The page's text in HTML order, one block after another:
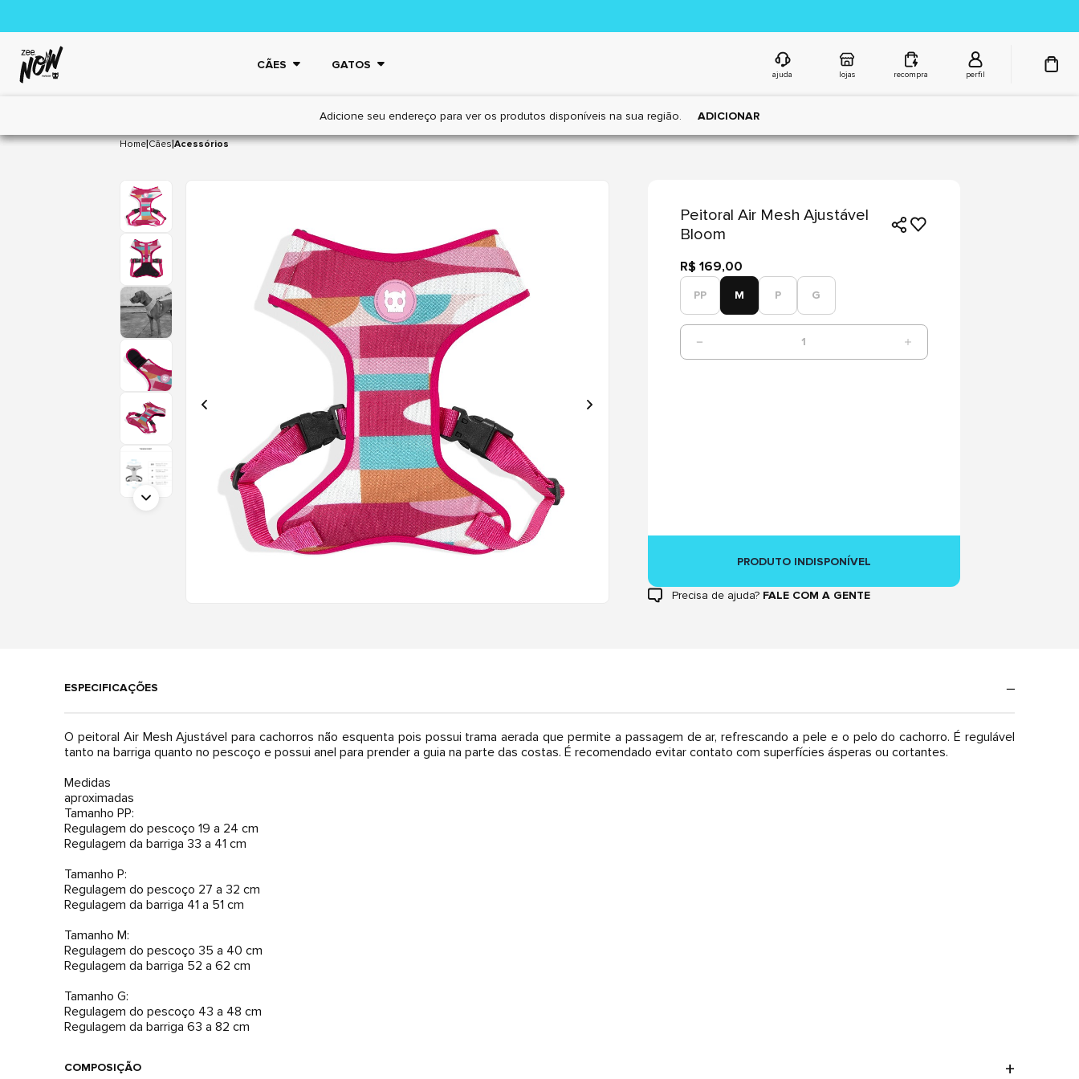
CÃES GATOS
ajuda lojas recompra perfil
Adicione seu endereço para ver os produtos disponíveis na sua região. ADICIONAR
Home|Cães|Acessórios
Peitoral Air Mesh Ajustável
Bloom
R$ 169,00
PP M P G
1
PRODUTO INDISPONÍVEL
Precisa de ajuda? FALE COM A GENTE
ESPECIFICAÇÕES
O peitoral Air Mesh Ajustável para cachorros não esquenta pois possui trama aerada que permite a passagem de ar, refrescando a pele e o pelo do cachorro. É regulável
tanto na barriga quanto no pescoço e possui anel para prender a guia na parte das costas. É recomendado evitar contato com superfícies ásperas ou cortantes.
Medidas
aproximadas
Tamanho PP:
Regulagem do pescoço 19 a 24 cm
Regulagem da barriga 33 a 41 cm
Tamanho P:
Regulagem do pescoço 27 a 32 cm
Regulagem da barriga 41 a 51 cm
Tamanho M:
Regulagem do pescoço 35 a 40 cm
Regulagem da barriga 52 a 62 cm
Tamanho G:
Regulagem do pescoço 43 a 48 cm
Regulagem da barriga 63 a 82 cm
COMPOSIÇÃO